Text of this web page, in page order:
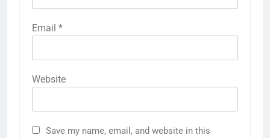
Email *
Website
Save my name, email, and website in this